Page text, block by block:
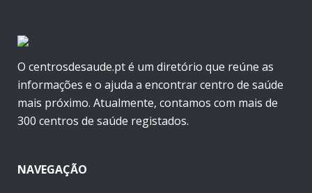
O centrosdesaude.pt é um diretório que reúne as
informações e o ajuda a encontrar centro de saúde
mais próximo. Atualmente, contamos com mais de
300 centros de saúde registados.
NAVEGAÇÃO